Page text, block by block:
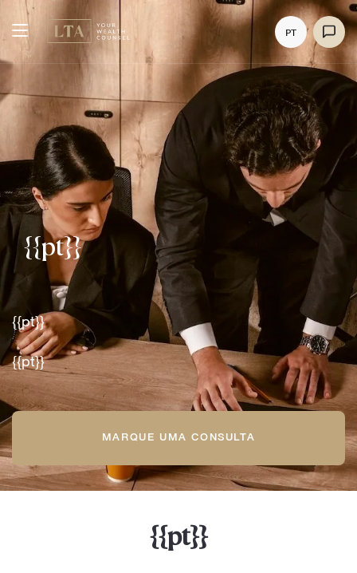
PT
{{pt}}
{{pt}}
{{pt}}
MARQUE UMA CONSULTA
{{pt}}